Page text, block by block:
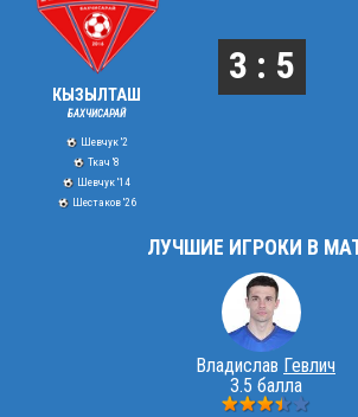
КЫЗЫЛТАШ
БАХЧИСАРАЙ
Шевчук '2
Ткач '8
Шевчук '14
Шестаков '26
3 : 5
ЛУЧШИЕ ИГРОКИ В
Владислав Гевлич
3.5 балла